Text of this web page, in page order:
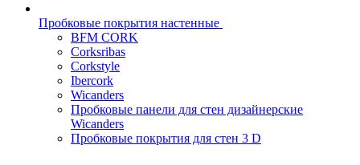
Пробковые покрытия настенные
BFM CORK
Corksribas
Corkstyle
Ibercork
Wicanders
Пробковые панели для стен дизайнерские
Wicanders
Пробковые покрытия для стен 3 D